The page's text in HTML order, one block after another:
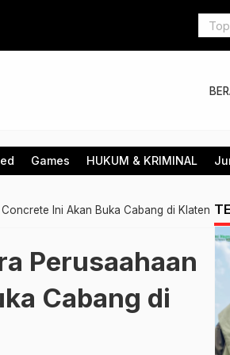
Perkuat Struktural Saksi
Jakarta
Sektor
Games HUKUM & KRIMINAL
Ini Akan Buka Cabang di Klaten
Perusaahaan
Cabang di